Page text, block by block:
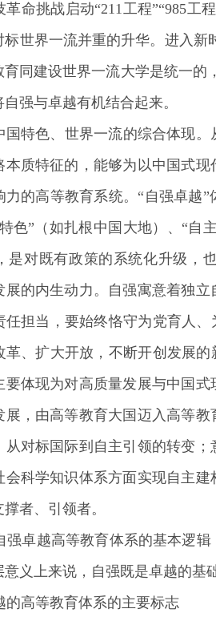
革命挑战启动“211工程”“985
世界一流并重的升华。进入
同建设世界一流大学是统一
强与卓越有机结合起来。
国特色、世界一流的综合体现
本质特征的，能够为以中国式
力的高等教育系统。“自强卓越
色”（如扎根中国大地）、“自
是对既有政策的系统化升级，
展的内生动力。自强寓意着独
任担当，要始终恪守为党育人
革、扩大开放，不断开创发展
要体现为对高质量发展与中国
展，由高等教育大国迈入高等
从对标国际到自主引领的转变
会科学知识体系方面实现自主
者、引领者。
强卓越高等教育体系的基本逻
义上来说，自强既是卓越的基
的高等教育体系的主要标志